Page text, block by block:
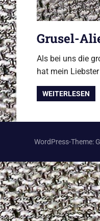
Grusel-
Als bei uns die
hat mein
WEITERLESEN
WordPress-Theme: